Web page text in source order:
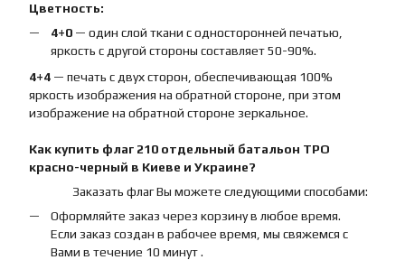
Цветность:
4+0 — один слой ткани с односторонней печатью,
яркость с другой стороны составляет 50-90%.
4+4 — печать с двух сторон, обеспечивающая 100%
яркость изображения на обратной стороне, при этом
изображение на обратной стороне зеркальное.
Как купить флаг 210 отдельный батальон ТРО
красно-черный в Киеве и Украине?
Заказать флаг Вы можете следующими способами:
Оформляйте заказ через корзину в любое время.
Если заказ создан в рабочее время, мы свяжемся с
Вами в течение 10 минут .